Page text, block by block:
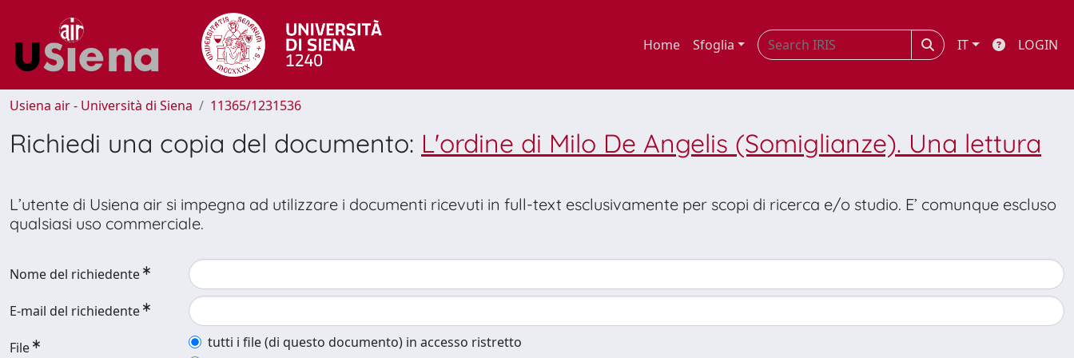
Home Sfoglia IT LOGIN
Usiena air - Università di Siena 11365/1231536
Richiedi una copia del documento: L'ordine di Milo De Angelis (Somiglianze). Una lettura
L’utente di Usiena air si impegna ad utilizzare i documenti ricevuti in full-text esclusivamente per scopi di ricerca e/o studio. E’ comunque escluso
qualsiasi uso commerciale.
Nome del richiedente
E-mail del richiedente
File
tutti i file (di questo documento) in accesso ristretto